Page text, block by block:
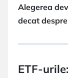
Alegerea
decat
ETF-